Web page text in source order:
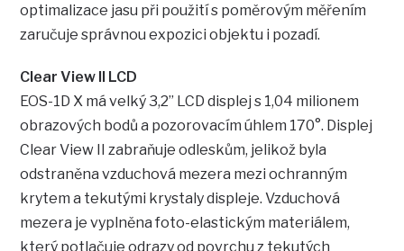
optimalizace jasu při použití s poměrovým měřením
zaručuje správnou expozici objektu i pozadí.
Clear View II LCD
EOS-1D X má velký 3,2” LCD displej s 1,04 milionem
obrazových bodů a pozorovacím úhlem 170°. Displej
Clear View II zabraňuje odleskům, jelikož byla
odstraněna vzduchová mezera mezi ochranným
krytem a tekutými krystaly displeje. Vzduchová
mezera je vyplněna foto-elastickým materiálem,
který potlačuje odrazy od povrchu z tekutých